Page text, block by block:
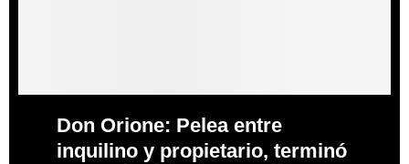
Don Orione: Pelea entre
inquilino y propietario, terminó